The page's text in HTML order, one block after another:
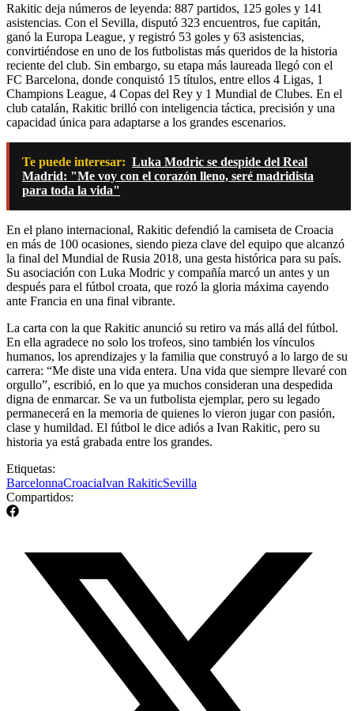
Rakitic deja números de leyenda: 887 partidos, 125 goles y 141
asistencias. Con el Sevilla, disputó 323 encuentros, fue capitán,
ganó la Europa League, y registró 53 goles y 63 asistencias,
convirtiéndose en uno de los futbolistas más queridos de la historia
reciente del club. Sin embargo, su etapa más laureada llegó con el
FC Barcelona, donde conquistó 15 títulos, entre ellos 4 Ligas, 1
Champions League, 4 Copas del Rey y 1 Mundial de Clubes. En el
club catalán, Rakitic brilló con inteligencia táctica, precisión y una
capacidad única para adaptarse a los grandes escenarios.
Te puede interesar: Luka Modric se despide del Real
Madrid: "Me voy con el corazón lleno, seré madridista
para toda la vida"
En el plano internacional, Rakitic defendió la camiseta de Croacia
en más de 100 ocasiones, siendo pieza clave del equipo que alcanzó
la final del Mundial de Rusia 2018, una gesta histórica para su país.
Su asociación con Luka Modric y compañía marcó un antes y un
después para el fútbol croata, que rozó la gloria máxima cayendo
ante Francia en una final vibrante.
La carta con la que Rakitic anunció su retiro va más allá del fútbol.
En ella agradece no solo los trofeos, sino también los vínculos
humanos, los aprendizajes y la familia que construyó a lo largo de su
carrera: “Me diste una vida entera. Una vida que siempre llevaré con
orgullo”, escribió, en lo que ya muchos consideran una despedida
digna de enmarcar. Se va un futbolista ejemplar, pero su legado
permanecerá en la memoria de quienes lo vieron jugar con pasión,
clase y humildad. El fútbol le dice adiós a Ivan Rakitic, pero su
historia ya está grabada entre los grandes.
Etiquetas:
BarcelonnaCroaciaIvan RakiticSevilla
Compartidos: